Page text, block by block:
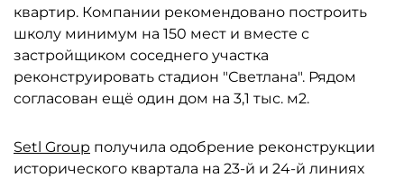
квартир. Компании рекомендовано построить
школу минимум на 150 мест и вместе с
застройщиком соседнего участка
реконструировать стадион "Светлана". Рядом
согласован ещё один дом на 3,1 тыс. м2.
Setl Group получила одобрение реконструкции
исторического квартала на 23-й и 24-й линиях